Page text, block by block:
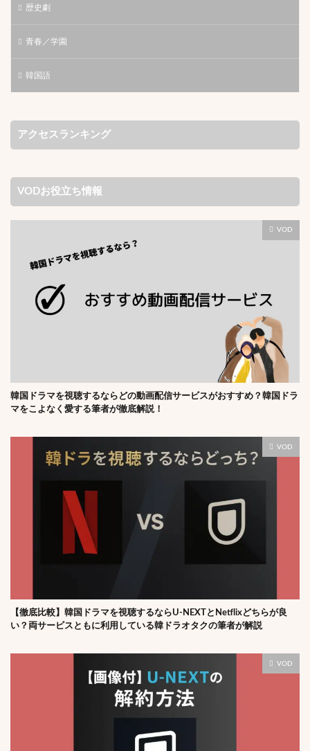
歴史劇
青春／学園
韓国語
アクセスランキング
VODお役立ち情報
VOD
韓国ドラマを視聴するならどの動画配信サービスがおすすめ？韓国ドラ
マをこよなく愛する筆者が徹底解説！
VOD
【徹底比較】韓国ドラマを視聴するならU-NEXTとNetflixどちらが良
い？両サービスともに利用している韓ドラオタクの筆者が解説
VOD